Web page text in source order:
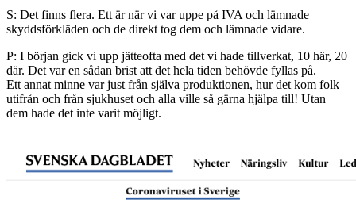
S: Det finns flera. Ett är när vi var uppe på IVA och lämnade
skyddsförkläden och de direkt tog dem och lämnade vidare.
P: I början gick vi upp jätteofta med det vi hade tillverkat, 10 här, 20
där. Det var en sådan brist att det hela tiden behövde fyllas på.
Ett annat minne var just från själva produktionen, hur det kom folk
utifrån och från sjukhuset och alla ville så gärna hjälpa till! Utan
dem hade det inte varit möjligt.